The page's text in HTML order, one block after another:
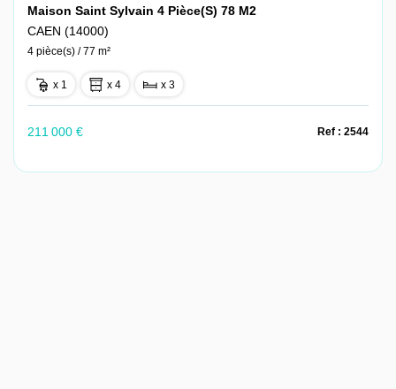
Maison Saint Sylvain 4 Pièce(s) 78 M2
CAEN (14000)
4 pièce(s) / 77 m²
x 1 x 4 x 3
211 000 € Ref : 2544